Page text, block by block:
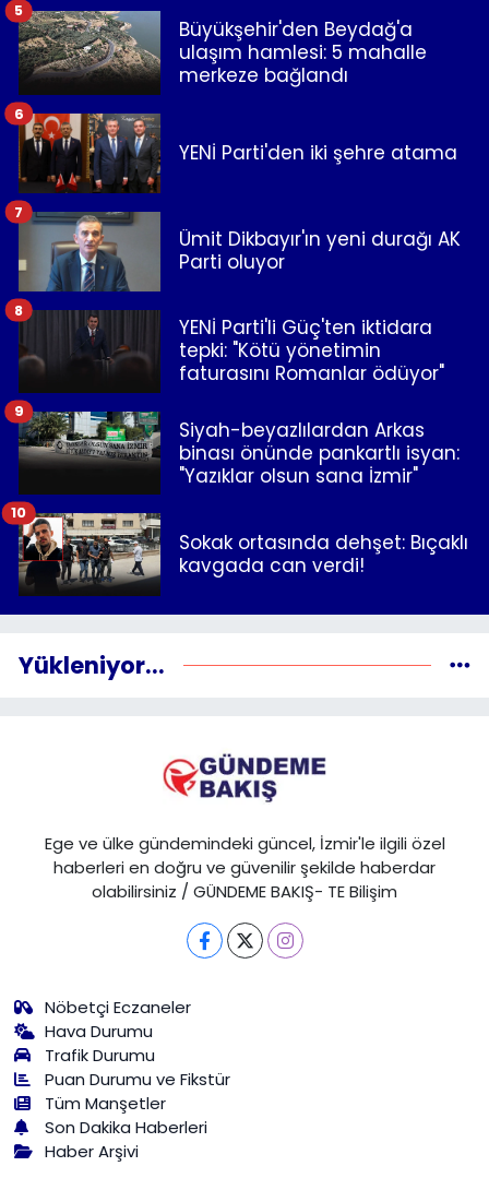
Büyükşehir'den Beydağ'a
ulaşım hamlesi: 5 mahalle
merkeze bağlandı
5
YENİ Parti'den iki şehre atama
6
Ümit Dikbayır'ın yeni durağı AK
Parti oluyor
7
YENİ Parti'li Güç'ten iktidara
tepki: "Kötü yönetimin
faturasını Romanlar ödüyor"
8
Siyah-beyazlılardan Arkas
binası önünde pankartlı isyan:
"Yazıklar olsun sana İzmir"
9
Sokak ortasında dehşet: Bıçaklı
kavgada can verdi!
10
Yükleniyor...
Ege ve ülke gündemindeki güncel, İzmir'le ilgili özel
haberleri en doğru ve güvenilir şekilde haberdar
olabilirsiniz / GÜNDEME BAKIŞ- TE Bilişim
Nöbetçi Eczaneler
Hava Durumu
Trafik Durumu
Puan Durumu ve Fikstür
Tüm Manşetler
Son Dakika Haberleri
Haber Arşivi